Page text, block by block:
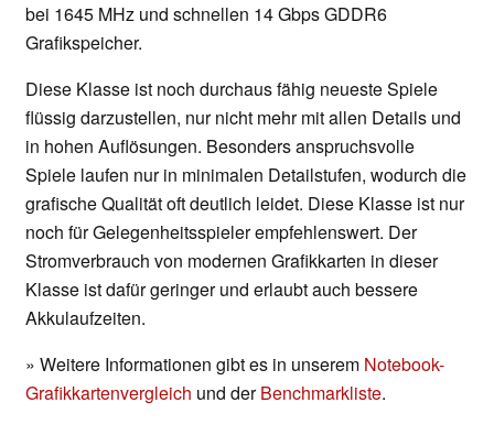
bei 1645 MHz und schnellen 14 Gbps GDDR6
Grafikspeicher.
Diese Klasse ist noch durchaus fähig neueste Spiele
flüssig darzustellen, nur nicht mehr mit allen Details und
in hohen Auflösungen. Besonders anspruchsvolle
Spiele laufen nur in minimalen Detailstufen, wodurch die
grafische Qualität oft deutlich leidet. Diese Klasse ist nur
noch für Gelegenheitsspieler empfehlenswert. Der
Stromverbrauch von modernen Grafikkarten in dieser
Klasse ist dafür geringer und erlaubt auch bessere
Akkulaufzeiten.
» Weitere Informationen gibt es in unserem Notebook-
Grafikkartenvergleich und derBenchmarkliste.